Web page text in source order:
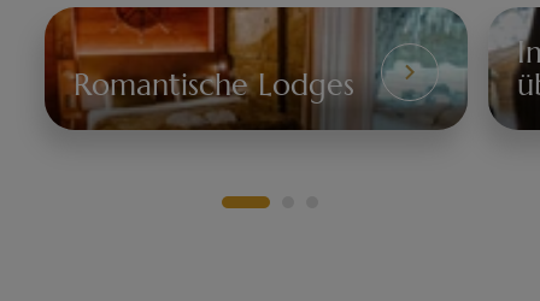
Romantische
Lodges
Romantische Lodges
Im